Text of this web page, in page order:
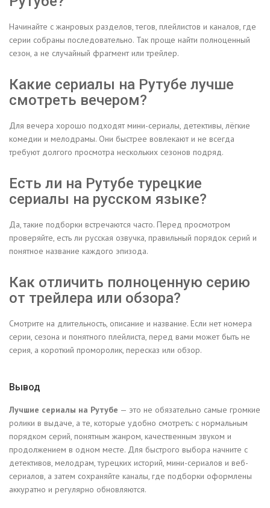
Начинайте с жанровых разделов, тегов, плейлистов и каналов, где
серии собраны последовательно. Так проще найти полноценный
сезон, а не случайный фрагмент или трейлер.
Какие сериалы на Рутубе лучше
смотреть вечером?
Для вечера хорошо подходят мини-сериалы, детективы, лёгкие
комедии и мелодрамы. Они быстрее вовлекают и не всегда
требуют долгого просмотра нескольких сезонов подряд.
Есть ли на Рутубе турецкие
сериалы на русском языке?
Да, такие подборки встречаются часто. Перед просмотром
проверяйте, есть ли русская озвучка, правильный порядок серий и
понятное название каждого эпизода.
Как отличить полноценную серию
от трейлера или обзора?
Смотрите на длительность, описание и название. Если нет номера
серии, сезона и понятного плейлиста, перед вами может быть не
серия, а короткий проморолик, пересказ или обзор.
Вывод
Лучшие сериалы на Рутубе — это не обязательно самые громкие
ролики в выдаче, а те, которые удобно смотреть: с нормальным
порядком серий, понятным жанром, качественным звуком и
продолжением в одном месте. Для быстрого выбора начните с
детективов, мелодрам, турецких историй, мини-сериалов и веб-
сериалов, а затем сохраняйте каналы, где подборки оформлены
аккуратно и регулярно обновляются.